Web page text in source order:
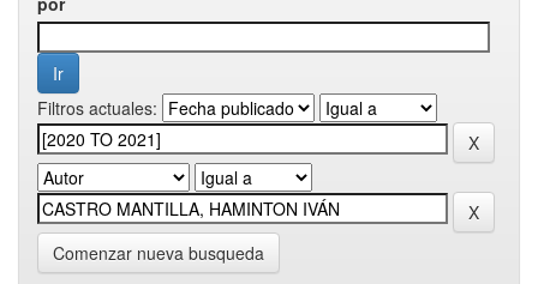
Filtros actuales:
Comenzar nueva busqueda